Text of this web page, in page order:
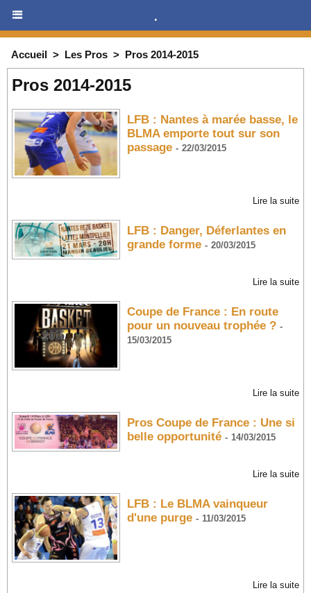
.
Accueil > Les Pros > Pros 2014-2015
Pros 2014-2015
LFB : Nantes à marée basse, le
BLMA emporte tout sur son
passage - 22/03/2015
Lire la suite
LFB : Danger, Déferlantes en
grande forme - 20/03/2015
Lire la suite
Coupe de France : En route
pour un nouveau trophée ? -
15/03/2015
Lire la suite
Pros Coupe de France : Une si
belle opportunité - 14/03/2015
Lire la suite
LFB : Le BLMA vainqueur
d'une purge - 11/03/2015
Lire la suite